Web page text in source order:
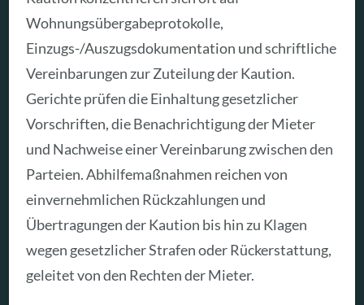
Wohnungsübergabeprotokolle,
Einzugs-/Auszugsdokumentation und schriftliche
Vereinbarungen zur Zuteilung der Kaution.
Gerichte prüfen die Einhaltung gesetzlicher
Vorschriften, die Benachrichtigung der Mieter
und Nachweise einer Vereinbarung zwischen den
Parteien. Abhilfemaßnahmen reichen von
einvernehmlichen Rückzahlungen und
Übertragungen der Kaution bis hin zu Klagen
wegen gesetzlicher Strafen oder Rückerstattung,
geleitet von den Rechten der Mieter.